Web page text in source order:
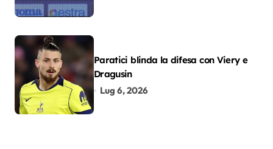
Paratici blinda la difesa con Viery e
Dragusin
Lug 6, 2026